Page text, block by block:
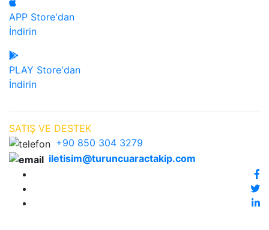
APP Store'dan
İndirin
PLAY Store'dan
İndirin
SATIŞ VE DESTEK
+90 850 304 3279
iletisim@turuncuaractakip.com